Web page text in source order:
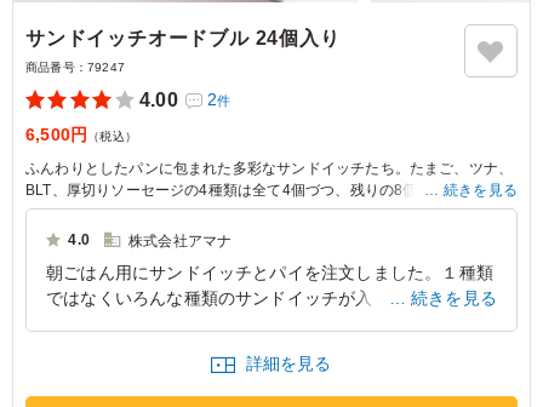
サンドイッチオードブル 24個入り
商品番号： 79247
4.00 2件
6,500円 （税込）
ふんわりとしたパンに包まれた多彩なサンドイッチたち。たまご、ツナ、
BLT、厚切りソーセージの4種類は全て4個づつ、残りの8個の組み合わせ
はシェフのチョイスにお任せください。パーティーやお祝いの席に、ブレ
ッド&スイーツ BAKEのオードブルが華を添えます。
※紙おしぼりの個数変更が必要でしたら、「ご飯の種類」プルダウンより
ご選択ください。
続きを見る
4.0 株式会社アマナ
朝ごはん用にサンドイッチとパイを注文しました。１種類
ではなくいろんな種類のサンドイッチが入っていたので飽
続きを見る
詳細を見る